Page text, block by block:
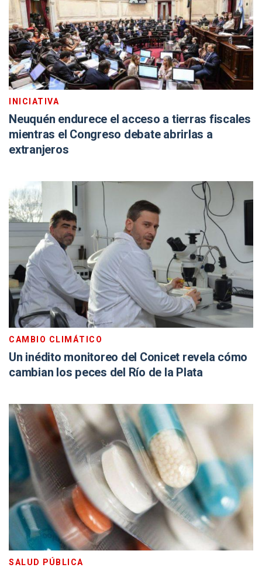
INICIATIVA
Neuquén endurece el acceso a tierras fiscales
mientras el Congreso debate abrirlas a
extranjeros
CAMBIO CLIMÁTICO
Un inédito monitoreo del Conicet revela cómo
cambian los peces del Río de la Plata
SALUD PÚBLICA